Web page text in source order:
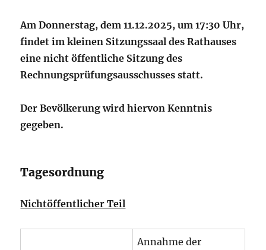
Am Donnerstag, dem 11.12.2025, um 17:30 Uhr,
findet im kleinen Sitzungssaal des Rathauses
eine nicht öffentliche Sitzung des
Rechnungsprüfungsausschusses statt.
Der Bevölkerung wird hiervon Kenntnis
gegeben.
Tagesordnung
Nichtöffentlicher Teil
Annahme der